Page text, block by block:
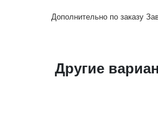
Дополнительно по заказу
Другие